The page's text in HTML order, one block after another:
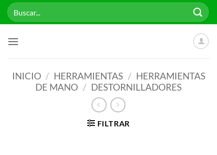
Saltar
Buscar
por:
INICIO / HERRAMIENTAS / HERRAMIENTAS
DE MANO / DESTORNILLADORES
FILTRAR